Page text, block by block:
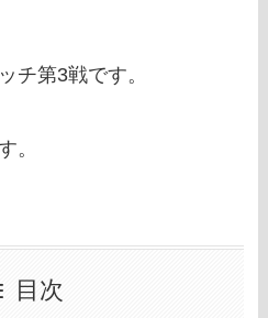
チ第3戦です。
。
目次